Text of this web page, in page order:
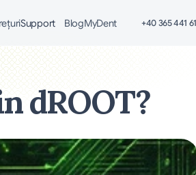
Support BlogMyDent +40 365 441
dROOT?